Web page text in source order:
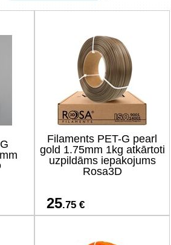
Outlet
Filaments PET-G pearl
gold 1.75mm 1kg atkārtoti
uzpildāms iepakojums
Rosa3D
25.75 €